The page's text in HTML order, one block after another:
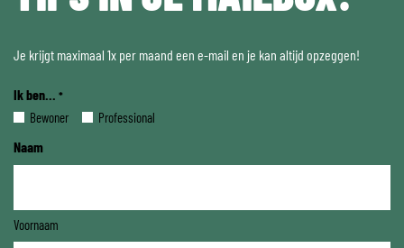
Je krijgt maximaal 1x per maand een e-mail en je kan altijd opzeggen!
Ik ben... *
Bewoner Professional
Naam
Voornaam